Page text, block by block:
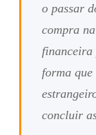
o passar
compra
financeira
forma
concluir